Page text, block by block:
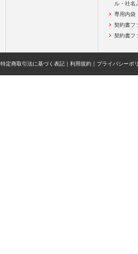
ル・社名
専用内袋
契約書フ
契約書フ
特定商取引法に基づく表記 利用規約 プライバシーポ